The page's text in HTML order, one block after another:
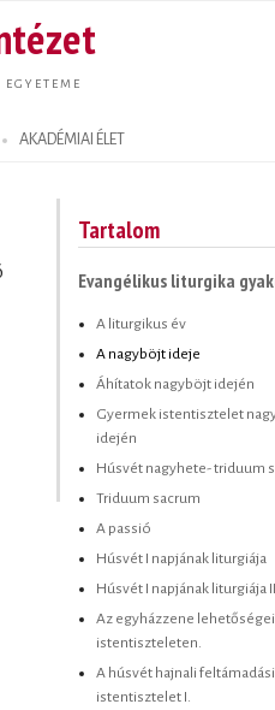
AKADÉMIAI ÉLET
Tartalom
Evangélikus liturgika
A liturgikus év
A nagyböjt ideje
Áhítatok nagyböjt idején
Gyermek istentisztelet
idején
Húsvét nagyhete- triduum
Triduum sacrum
A passió
Húsvét I napjának liturgiája
Húsvét I napjának liturgiája II
Az egyházzene
istentiszteleten.
A húsvét hajnali feltámadási
istentisztelet I.